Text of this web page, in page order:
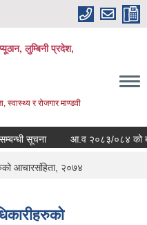
लुम्बिनी प्रदेश,
र रोजगार माण्डवी
सूचना आ.व २०८३/०८४ को
आचारसंहिता, २०७४